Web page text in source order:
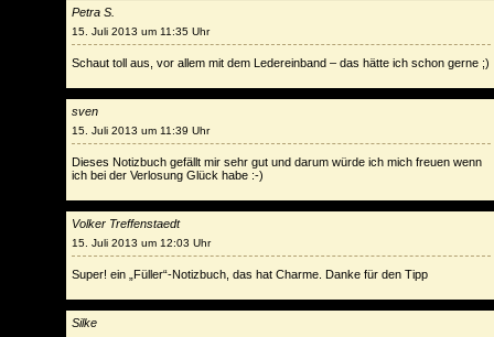
Petra S.
15. Juli 2013 um 11:35 Uhr
Schaut toll aus, vor allem mit dem Ledereinband – das hätte ich schon gerne ;)
sven
15. Juli 2013 um 11:39 Uhr
Dieses Notizbuch gefällt mir sehr gut und darum würde ich mich freuen wenn
ich bei der Verlosung Glück habe :-)
Volker Treffenstaedt
15. Juli 2013 um 12:03 Uhr
Super! ein „Füller“-Notizbuch, das hat Charme. Danke für den Tipp
Silke